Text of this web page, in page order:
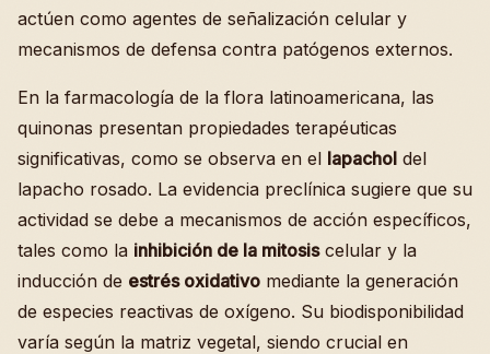
actúen como agentes de señalización celular y
mecanismos de defensa contra patógenos externos.
En la farmacología de la flora latinoamericana, las
quinonas presentan propiedades terapéuticas
significativas, como se observa en el lapachol del
lapacho rosado. La evidencia preclínica sugiere que su
actividad se debe a mecanismos de acción específicos,
tales como la inhibición de la mitosiscelular y la
inducción de estrés oxidativo mediante la generación
de especies reactivas de oxígeno. Su biodisponibilidad
varía según la matriz vegetal, siendo crucial en